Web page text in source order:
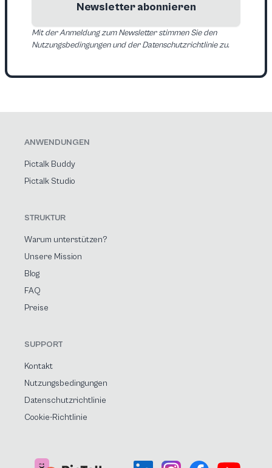
Newsletter abonnieren
Mit der Anmeldung zum Newsletter stimmen Sie den
Nutzungsbedingungen und der Datenschutzrichtlinie zu.
ANWENDUNGEN
Pictalk Buddy
Pictalk Studio
STRUKTUR
Warum unterstützen?
Unsere Mission
Blog
FAQ
Preise
SUPPORT
Kontakt
Nutzungsbedingungen
Datenschutzrichtlinie
Cookie-Richtlinie